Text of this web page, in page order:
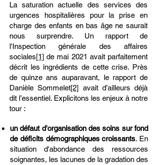
La saturation actuelle des services des
urgences hospitalières pour la prise en
charge des enfants en bas âge ne saurait
nous surprendre. Un rapport de
l'Inspection générale des affaires
sociales[1] de mai 2021 avait parfaitement
décrit les ingrédients de cette crise. Près
de quinze ans auparavant, le rapport de
Danièle Sommelet[2] avait d’ailleurs déjà
dit l’essentiel. Explicitons les enjeux à notre
tour :
un défaut d'organisation des soins sur fond
de déficits démographiques croissants. En
situation d'abondance des ressources
soignantes, les lacunes de la gradation des